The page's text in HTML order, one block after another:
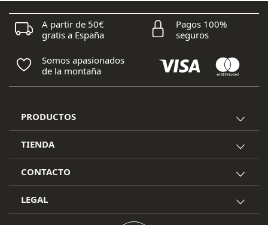
A partir de 50€
gratis a España
Pagos 100%
seguros
Somos apasionados
de la montaña
PRODUCTOS
TIENDA
CONTACTO
LEGAL